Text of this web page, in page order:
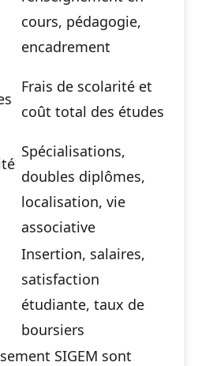
cours, pédagogie,
encadrement
Frais de scolarité et
coût total des études
Spécialisations,
doubles diplômes,
localisation, vie
associative
Insertion, salaires,
satisfaction
étudiante, taux de
boursiers
SIGEM sont